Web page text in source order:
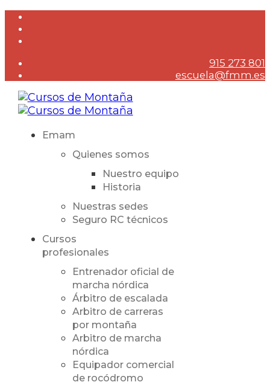
915 273 801
escuela@fmm.es
Emam
Quienes somos
Nuestro equipo
Historia
Nuestras sedes
Seguro RC técnicos
Cursos
profesionales
Entrenador oficial de
marcha nórdica
Árbitro de escalada
Arbitro de carreras
por montaña
Arbitro de marcha
nórdica
Equipador comercial
de rocódromo